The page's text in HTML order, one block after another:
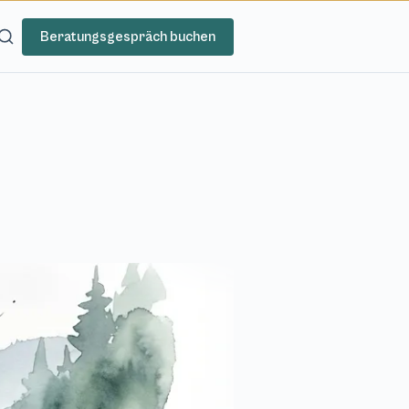
Beratungsgespräch buchen